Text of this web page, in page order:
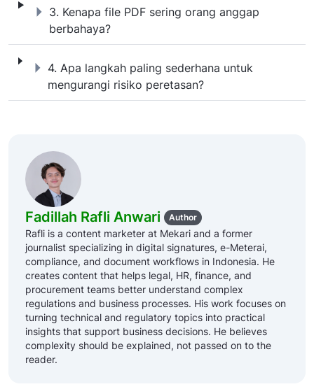
3. Kenapa file PDF sering orang anggap
berbahaya?
3. Kenapa file PDF sering orang
4. Apa langkah paling sederhana untuk
mengurangi risiko peretasan?
4. Apa langkah paling sederhana
Fadillah Rafli Anwari Author
Rafli is a content marketer at Mekari and a former
journalist specializing in digital signatures, e-Meterai,
compliance, and document workflows in Indonesia. He
creates content that helps legal, HR, finance, and
procurement teams better understand complex
regulations and business processes. His work focuses on
turning technical and regulatory topics into practical
insights that support business decisions. He believes
complexity should be explained, not passed on to the
reader.